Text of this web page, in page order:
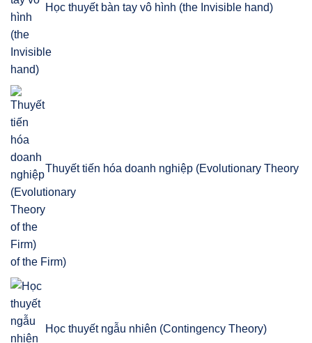
Học thuyết bàn tay vô hình (the Invisible hand)
Thuyết tiến hóa doanh nghiệp (Evolutionary Theory
of the Firm)
Học thuyết ngẫu nhiên (Contingency Theory)